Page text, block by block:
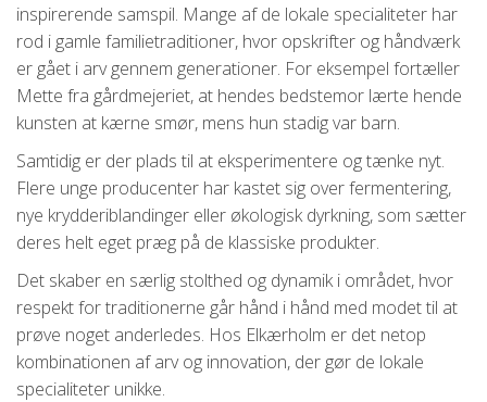
inspirerende samspil. Mange af de lokale specialiteter har
rod i gamle familietraditioner, hvor opskrifter og håndværk
er gået i arv gennem generationer. For eksempel fortæller
Mette fra gårdmejeriet, at hendes bedstemor lærte hende
kunsten at kærne smør, mens hun stadig var barn.
Samtidig er der plads til at eksperimentere og tænke nyt.
Flere unge producenter har kastet sig over fermentering,
nye krydderiblandinger eller økologisk dyrkning, som sætter
deres helt eget præg på de klassiske produkter.
Det skaber en særlig stolthed og dynamik i området, hvor
respekt for traditionerne går hånd i hånd med modet til at
prøve noget anderledes. Hos Elkærholm er det netop
kombinationen af arv og innovation, der gør de lokale
specialiteter unikke.